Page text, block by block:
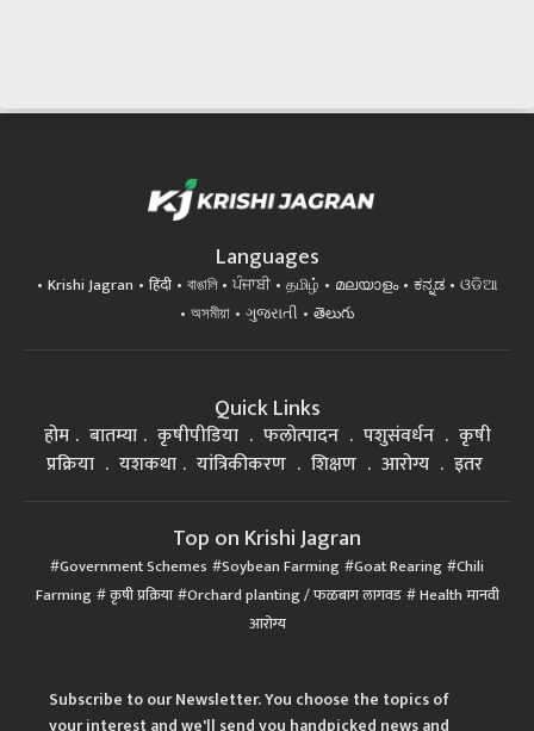
Languages
Krishi Jagran हिंदी বাঙালি ਪੰਜਾਬੀ தமிழ் മലയാളം ಕನ್ನಡ
ଓଡିଆ
অসমীয়া
ગુજરાતી తెలుగు
Quick Links
होम बातम्या कृषीपीडिया फलोत्पादन पशुसंवर्धन
कृषी
प्रक्रिया
यशकथा यांत्रिकीकरण शिक्षण आरोग्य इतर
Top on Krishi Jagran
Government Schemes Soybean Farming Goat Rearing Chili
Farming कृषी प्रक्रिया Orchard planting / फळबाग लागवड Health मानवी
आरोग्य
Subscribe to our Newsletter. You choose the topics of